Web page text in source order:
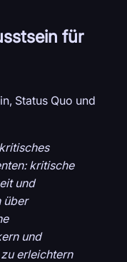
für
Status Quo und
kritische
und
über
und
erleichtern